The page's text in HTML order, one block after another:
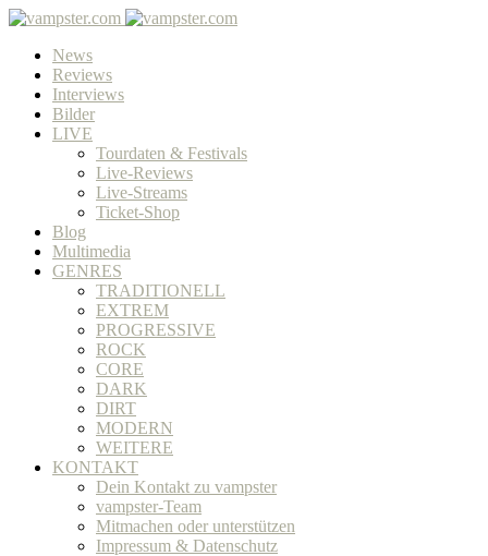
News
Reviews
Interviews
Bilder
LIVE
Tourdaten & Festivals
Live-Reviews
Live-Streams
Ticket-Shop
Blog
Multimedia
GENRES
TRADITIONELL
EXTREM
PROGRESSIVE
ROCK
CORE
DARK
DIRT
MODERN
WEITERE
KONTAKT
Dein Kontakt zu vampster
vampster-Team
Mitmachen oder unterstützen
Impressum & Datenschutz